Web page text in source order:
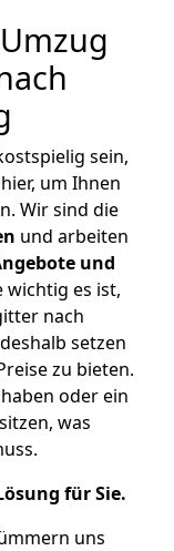
sein,
um Ihnen
Wir sind die
und arbeiten
und
wichtig es ist,
nach
setzen
zu bieten.
oder ein
was
für Sie.
uns